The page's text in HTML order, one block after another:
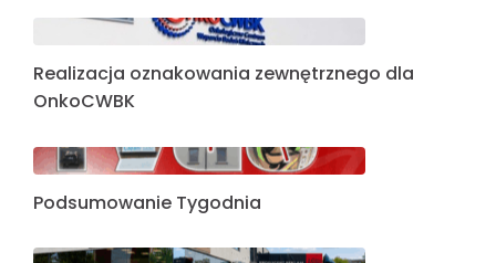
Realizacja oznakowania zewnętrznego dla
OnkoCWBK
Podsumowanie Tygodnia